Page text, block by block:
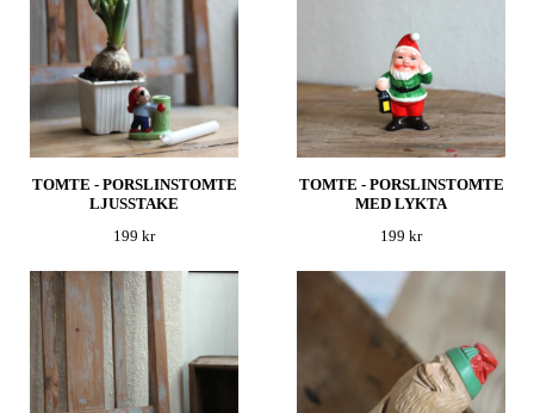
TOMTE - PORSLINSTOMTE
LJUSSTAKE
199 kr
TOMTE - PORSLINSTOMTE
MED LYKTA
199 kr